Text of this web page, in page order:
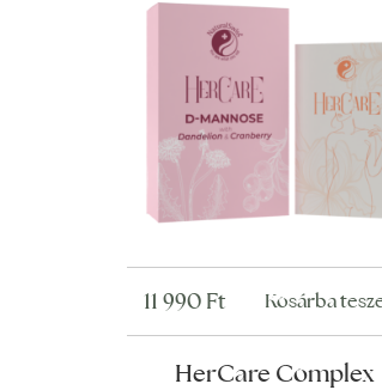
HerCare Complex
11 990 Ft Kosárba